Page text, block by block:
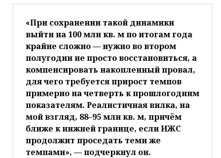
«При сохранении такой динамики
выйти на 100 млн кв. м по итогам года
крайне сложно — нужно во втором
полугодии не просто восстановиться, а
компенсировать накопленный провал,
для чего требуется прирост темпов
примерно на четверть к прошлогодним
показателям. Реалистичная вилка, на
мой взгляд, 88–95 млн кв. м, причём
ближе к нижней границе, если ИЖС
продолжит проседать теми же
темпами», — подчеркнул он.